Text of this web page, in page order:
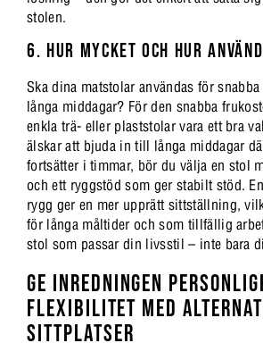
stolen.
6. HUR MYCKET OCH HUR
Ska dina matstolar användas för
långa middagar? För den snabba
enkla trä- eller plaststolar vara ett bra
älskar att bjuda in till långa middagar
fortsätter i timmar, bör du välja en stol
och ett ryggstöd som ger stabilt stöd.
rygg ger en mer upprätt sittställning,
för långa måltider och som tillfällig
stol som passar din livsstil – inte bara
GE INREDNINGEN
FLEXIBILITET MED
SITTPLATSER